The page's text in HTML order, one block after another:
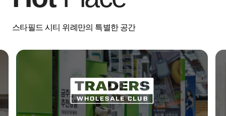
스타필드 시티 위례만의 특별한 공간